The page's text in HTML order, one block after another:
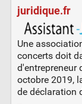
juridique.fr
Une
concerts doit
d'entrepreneur
octobre 2019,
de déclaration